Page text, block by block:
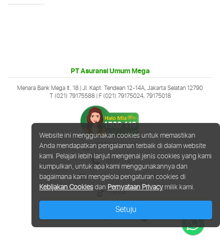
PT Asuransi Umum Mega
Menara Bank Mega lt. 18 | Jl. Kapt. Tendean 12-14A, Jakarta Selatan 12790
T (021) 79175588| F (021) 79175024, 79175018
08111 1500 119
1500 119
halomia@megainsurance.co.id
Tiktok
Website ini menggunakan cookies untuk memastikan
Anda mendapatkan pengalaman terbaik di dalam website
kami. Pelajari lebih lanjut mengenai jenis cookies yang kami
kumpulkan, untuk apa kami menggunakannya dan
bagaimana kami mengelola pengaturan cookies di
Kebijakan Cookiesdan Pernyataan Privacymilik kami.
Setuju